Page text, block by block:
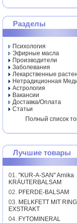
Разделы
Психология
Эфирные масла
Производители
Заболевания
Лекарственные
Нетрадиционная
Астрология
Вакансии
Доставка/Оплата
Статьи
Полный список
Лучшие товары
01. "KUR-A-SAN" Arnika
KRÄUTERBALSAM
02. PFERDE-BALSAM
03. MELKFETT MIT
EXSTRAKT
04. FYTOMINERAL